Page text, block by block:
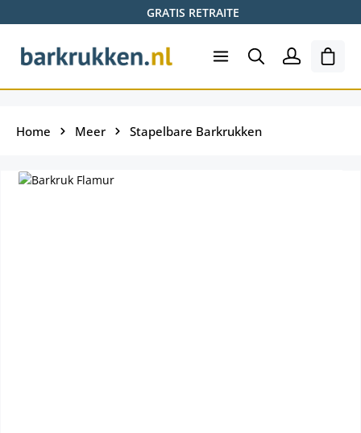
GRATIS RETRAITE
Home Meer Stapelbare Barkrukken